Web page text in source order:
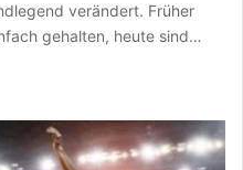
verändert. Früher
gehalten, heute sind…